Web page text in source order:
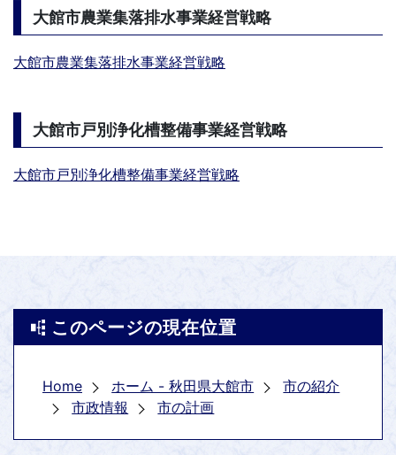
大館市農業集落排水事業経営戦略
大館市農業集落排水事業経営戦略
大館市戸別浄化槽整備事業経営戦略
大館市戸別浄化槽整備事業経営戦略
このページの現在位置
Home ホーム - 秋田県大館市
市の紹介
市政情報
市の計画